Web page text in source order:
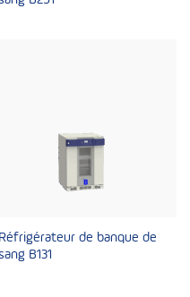
Réfrigérateur de banque de
B131